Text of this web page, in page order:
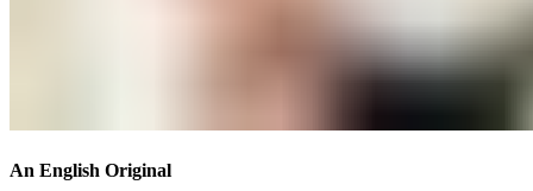
An English Original​​​​‌ ‍ ​‍​‍‌‍ ‌ ​‍‌‍‍‌‌‍‌ ‌‍‍‌‌‍ ‍​‍​‍​ ‍‍​‍​‍‌ ​ ‌‍​‌‌‍ ‍‌‍‍‌‌ ‌​‌ ‍‌​‍ ‍‌‍‍‌‌‍ ​‍​‍​‍ ​​‍​‍‌‍‍​‌ ​‍‌‍‌‌‌‍‌‍​‍​‍​ ‍‍​‍​‍‌‍‍​‌ ‌​‌ ‌​‌ ​​‌ ​ ​ ‍‍​‍ ​‍ ‌‍ ​​‍ ‌‌‍​‌‌‍ ‍‌‍‌​​‍ ‌‌ ​‍​‍ ‌‌‍‍​‌‍ ‌ ‌​‌‍‌‌‌‍ ​‌ ​ ​‍ ‌‌ ​ ‌ ‌​‌ ‌‌‌‍‌​‌‍‍‌‌‍ ​‍ ‍‌ ‌‍‌‍‌‌‌ ​‍‌‍​ ‌‍‌‌‌‍ ​​‍ ‍‌‍​‌‌ ​​‌ ​​​‍ ‌‍‍‌‌‍ ‍‌ ‌​‌‍‌‌‌‍ ‍‌ ‌​​‍ ‌‍‌‌‌‍‌​‌‍‍‌‌ ‌​​‍ ‌‍ ‌‌‍ ‌‍‌​‌‍‌‌​ ‌‌ ​​‌ ​‍‌‍‌‌‌ ​ ‌‍‌‌‌‍ ‍‌ ‌​‌‍​‌‌ ‌​‌‍‍‌‌‍ ‌‍ ‍​ ‍ ‌‍‍‌‌‍‌​​ ‌​ ​‍​ ‍‌​ ‌​‌‍‌​​ ‌‌​ ‌‌‌‍‌‍​ ‌​​‍ ‌‌‍​‍‌‍‌‌​ ‌‌‌‍‌‌​‍ ‌​ ‌​​ ​​‌‍​‌​ ​‌​‍ ‌‌‍​‌​ ‌ ​ ‍‌​ ‌ ​‍ ‌‌‍‌‍​ ‌ ​ ​ ‌‍​‍‌‍‌‍‌‍‌​‌‍​ ‌‍‌‌​ ‌ ‌‍​‍‌‍‌‌​ ​​​ ‍ ‌ ‌​‌ ‍‌‌ ​​‌‍‌‌​ ‌‌‍‍​‌‍ ‌ ‌​‌‍‌‌‌‍ ​‌‌​ ‌‍‍‌‌ ‌​‌‍‌‌‌‌​​‌‍​‌‌‍‌ ‌‍‌‌​ ‍ ‌ ​​‌‍​‌‌ ‌​‌‍‍​​ ‌‌ ​​‌‍​‌‌‍‌ ‌‍‌‌‌​​‍‌ ‌‌‌‍‍‌‌‍ ​‌‍‌​‌‍‌‌‌ ​‍​‍‌‌​ ‌‌‌​​‍‌‌ ‌‍‍ ‌‍‌‌‌ ‍‌​‍‌‌​ ​ ‌​‌​​‍‌‌​ ​ ‌​‌​​‍‌‌​ ​‍​ ​‍‌‍​‍​ ​ ‌‍‌‍​ ​‌​ ‌‍​ ‍‌‌‍‌‍​ ‍​‌‍‌‍‌‍‌‍‌‍‌‌​ ​‍​‍‌‌​ ​‍​ ​‍​‍‌‌​ ‌‌‌​‌​​‍ ‍‌‍​ ‌‍ ‌‍ ‍‌ ‌​‌‍‌‌‌‍ ‍‌ ‌​​‍‌‌​ ‌‌‌​​‍‌‌ ‌‍‍ ‌‍‌‌‌ ‍‌​‍‌‌​ ​ ‌​‌​​‍‌‌​ ​ ‌​‌​​‍‌‌​ ​‍​ ​‍​ ​​‌‍​‍‌‍​‍‌‍‌‌​ ‌ ‌‍‌‍‌‍​ ‌‍​‌​ ‌‍​ ​‌​ ​​​ ‍​​‍‌‌​ ​‍​ ​‍​‍‌‌​ ‌‌‌​‌​​‍ ‍‌ ‌​‌‍‍‌‌ ‌​‌‍ ​‌‍‌‌​ ‌‍​‍‌‍​‌‌ ​ ‌‍‌‌‌‌‌‌‌ ​‍‌‍ ​​ ‌‌‍‍​‌ ‌​‌ ‌​‌ ​​‌ ​ ​‍‌‌​ ​ ‌​​‌​‍‌‌​ ​‍‌​‌‍​‍‌‌​ ​‍‌​‌‍‌‍ ​​‍ ‌‌‍​‌‌‍ ‍‌‍‌​​‍ ‌‌ ​‍​‍ ‌‌‍‍​‌‍ ‌ ‌​‌‍‌‌‌‍ ​‌ ​ ​‍ ‌‌ ​ ‌ ‌​‌ ‌‌‌‍‌​‌‍‍‌‌‍ ​‍ ‍‌ ‌‍‌‍‌‌‌ ​‍‌‍​ ‌‍‌‌‌‍ ​​‍ ‍‌‍​‌‌ ​​‌ ​​​‍‌‍‌‍‍‌‌‍‌​​ ‌​ ​‍​ ‍‌​ ‌​‌‍‌​​ ‌‌​ ‌‌‌‍‌‍​ ‌​​‍ ‌‌‍​‍‌‍‌‌​ ‌‌‌‍‌‌​‍ ‌​ ‌​​ ​​‌‍​‌​ ​‌​‍ ‌‌‍​‌​ ‌ ​ ‍‌​ ‌ ​‍ ‌‌‍‌‍​ ‌ ​ ​ ‌‍​‍‌‍‌‍‌‍‌​‌‍​ ‌‍‌‌​ ‌ ‌‍​‍‌‍‌‌​ ​​​‍‌‍‌ ‌​‌ ‍‌‌ ​​‌‍‌‌​ ‌‌‍‍​‌‍ ‌ ‌​‌‍‌‌‌‍ ​‌‌​ ‌‍‍‌‌ ‌​‌‍‌‌‌‌​​‌‍​‌‌‍‌ ‌‍‌‌​‍‌‍‌ ​​‌‍​‌‌ ‌​‌‍‍​​ ‌‌ ​​‌‍​‌‌‍‌ ‌‍‌‌‌​​‍‌ ‌‌‌‍‍‌‌‍ ​‌‍‌​‌‍‌‌‌ ​‍​‍‌‌​ ‌‌‌​​‍‌‌ ‌‍‍ ‌‍‌‌‌ ‍‌​‍‌‌​ ​ ‌​‌​​‍‌‌​ ​ ‌​‌​​‍‌‌​ ​‍​ ​‍‌‍​‍​ ​ ‌‍‌‍​ ​‌​ ‌‍​ ‍‌‌‍‌‍​ ‍​‌‍‌‍‌‍‌‍‌‍‌‌​ ​‍​‍‌‌​ ​‍​ ​‍​‍‌‌​ ‌‌‌​‌​​‍ ‍‌‍​ ‌‍ ‌‍ ‍‌ ‌​‌‍‌‌‌‍ ‍‌ ‌​​‍‌‌​ ‌‌‌​​‍‌‌ ‌‍‍ ‌‍‌‌‌ ‍‌​‍‌‌​ ​ ‌​‌​​‍‌‌​ ​ ‌​‌​​‍‌‌​ ​‍​ ​‍​ ​​‌‍​‍‌‍​‍‌‍‌‌​ ‌ ‌‍‌‍‌‍​ ‌‍​‌​ ‌‍​ ​‌​ ​​​ ‍​​‍‌‌​ ​‍​ ​‍​‍‌‌​ ‌‌‌​‌​​‍ ‍‌ ‌​‌‍‍‌‌ ‌​‌‍ ​‌‍‌‌​‍‌‍‌ ​​‌‍‌‌‌ ​‍‌ ​ ‌ ​​‌‍‌‌‌‍​ ‌ ‌​‌‍‍‌‌ ‌‍‌‍‌‌​ ‌‌ ​​‌ ‌‌‌‍​‍‌‍ ​‌‍‍‌‌ ​ ‌‍‍​‌‍‌‌‌‍‌​​‍​‍‌ ‌